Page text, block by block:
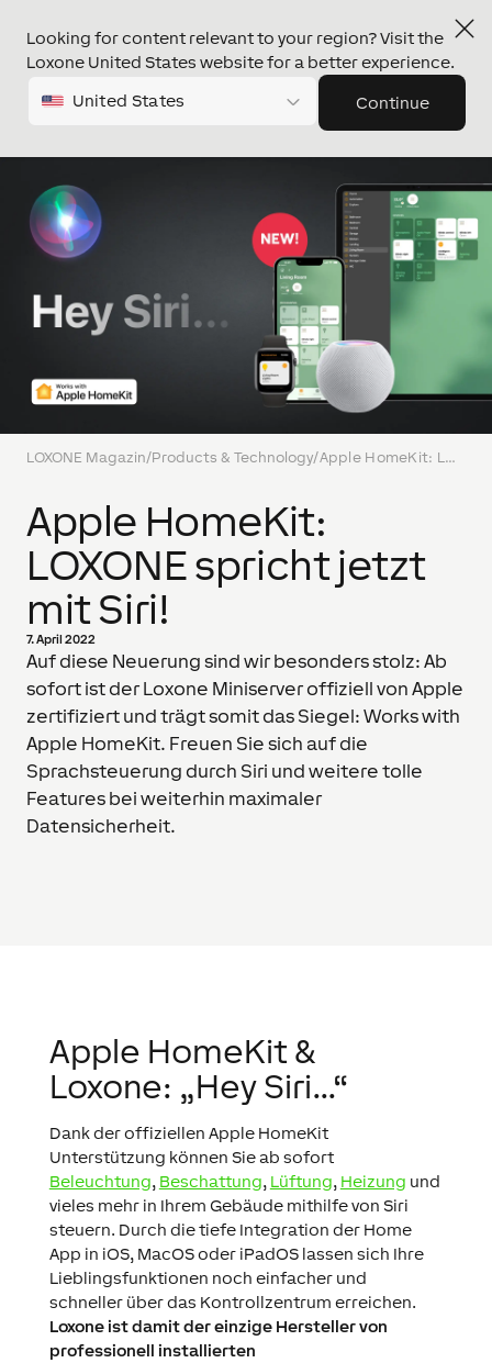
Looking for content relevant to your region? Visit the
Loxone United States website for a better experience.
United States Continue
LOXONE Magazin/Products & Technology/ Apple HomeKit: LOXONE spricht jetzt mit Siri!
Apple HomeKit:
LOXONE spricht jetzt
mit Siri!
7. April 2022
Auf diese Neuerung sind wir besonders stolz: Ab
sofort ist der Loxone Miniserver offiziell von Apple
zertifiziert und trägt somit das Siegel: Works with
Apple HomeKit. Freuen Sie sich auf die
Sprachsteuerung durch Siri und weitere tolle
Features bei weiterhin maximaler
Datensicherheit.
Apple HomeKit &
Loxone: „Hey Siri…“
Dank der offiziellen Apple HomeKit
Unterstützung können Sie ab sofort
Beleuchtung, Beschattung, Lüftung, Heizung und
vieles mehr in Ihrem Gebäude mithilfe von Siri
steuern. Durch dietiefe Integration der Home
App in iOS, MacOS oder iPadOS lassen sich Ihre
Lieblingsfunktionen noch einfacher und
schneller über das Kontrollzentrum erreichen.
Loxone ist damit der einzige Hersteller von
professionell installierten